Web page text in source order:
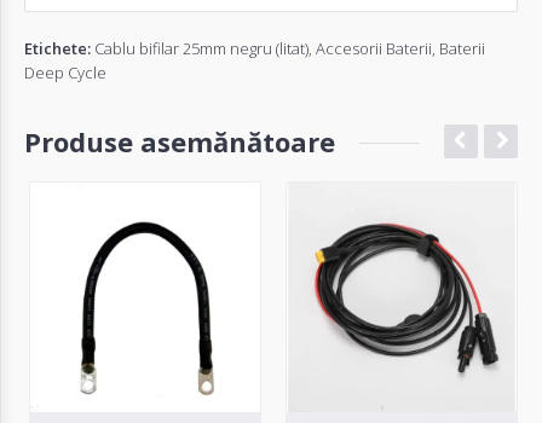
Etichete: Cablu bifilar 25mm negru (litat) Accesorii Baterii Baterii
Deep Cycle
Produse asemănătoare